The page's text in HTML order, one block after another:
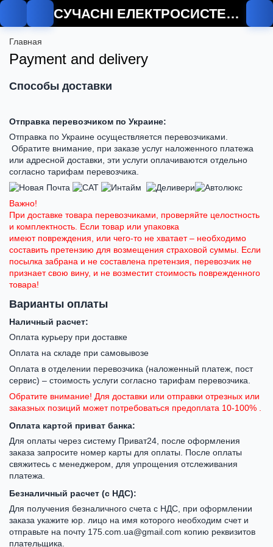
СУЧАСНІ ЕЛЕКТРОСИСТЕМИ
Главная
Payment and delivery
Способы доставки
Отправка перевозчиком по Украине:
Отправка по Украине осуществляется перевозчиками.
Обратите внимание, при заказе услуг наложенного платежа
или адресной доставки, эти услуги оплачиваются отдельно
согласно тарифам перевозчика.
Важно!
При доставке товара перевозчиками, проверяйте целостность
и комплектность. Если товар или упаковка
имеют повреждения, или чего-то не хватает – необходимо
составить претензию для возмещения страховой суммы. Если
посылка забрана и не составлена претензия, перевозчик не
признает свою вину, и не возместит стоимость поврежденного
товара!
Варианты оплаты
Наличный расчет:
Оплата курьеру при доставке
Оплата на складе при самовывозе
Оплата в отделении перевозчика (наложенный платеж, пост
сервис) – стоимость услуги согласно тарифам перевозчика.
Обратите внимание! Для доставки или отправки отрезных или
заказных позиций может потребоваться предоплата 10-100% .
Оплата картой приват банка:
Для оплаты через систему Приват24, после оформления
заказа запросите номер карты для оплаты. После оплаты
свяжитесь с менеджером, для упрощения отслеживания
платежа.
Безналичный расчет (с НДС):
Для получения безналичного счета с НДС, при оформлении
заказа укажите юр. лицо на имя которого необходим счет и
отправьте на почту 175.com.ua@gmail.com копию реквизитов
плательщика.